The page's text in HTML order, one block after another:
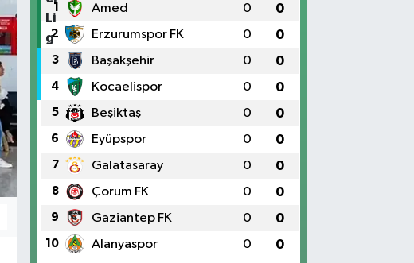
1 Amed 0 0
2 Erzurumspor FK 0 0
3 Başakşehir 0 0
4 Kocaelispor 0 0
5 Beşiktaş 0 0
6 Eyüpspor 0 0
7 Galatasaray 0 0
8 Çorum FK 0 0
9 Gaziantep FK 0 0
10 Alanyaspor 0 0